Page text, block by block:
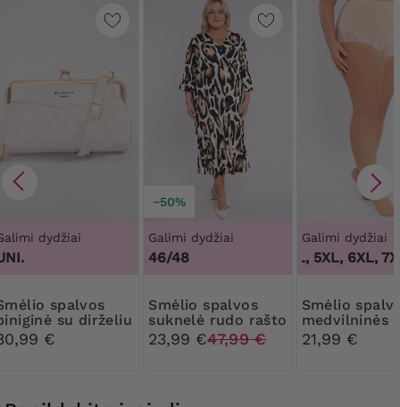
dydžiai
su dirželiu
€
−50%
Galimi dydžiai
46/48
Smėlio spalvos
suknelė rudo rašto
23,99 €47,99 €
Galimi dydžiai
3XL, 4XL, 5XL, 6XL,
Smėlio spalvos
medvilninės
kelnaitės su
21,99 €